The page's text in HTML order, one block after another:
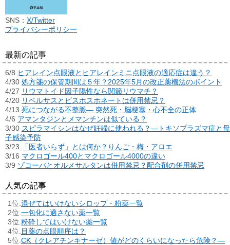
SNS： X/Twitter
プライバシーポリシー
最新の記事
6/8 ヒアレイン点眼液とヒアレインミニ点眼液の適応症は違う？
4/30 処方箋の保管期間は５年？2025年5月の改正薬機法のポイント
4/27 リウマトイド因子陽性なら関節リウマチ？
4/20 リベルサスとビスホスホネートは併用禁忌？
4/13 死につながる不整脈― 突然死・脳梗塞・心不全の正体
4/6 アマンタジンとメマンチンは似ている？
3/30 スピラマイシンはなぜ妊婦に使われる？―トキソプラズマ症と母
子感染予防
3/23
「医者いらず」とは何か？りんご・梅・アロエ
3/16 マクロゴール400とマクロゴール4000の違い
3/9 ゾコーバとオルメサルタンは併用禁忌？配合剤の併用禁忌
人気の記事
混ぜてはいけないシロップ・粉薬一覧
一包化に適さない薬一覧
粉砕してはいけない薬一覧
目薬の点眼順序は？
CK（クレアチンキナーゼ）値がどのくらいになったら危険？―